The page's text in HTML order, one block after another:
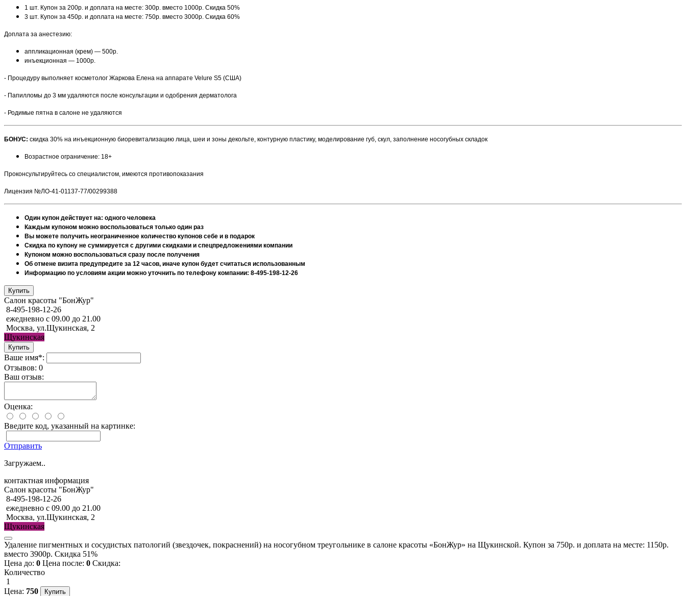
1 шт. Купон за 200р. и доплата на месте: 300р. вместо 1000р. Скидка 50%
3 шт. Купон за 450р. и доплата на месте: 750р. вместо 3000р. Скидка 60%
Доплата за анестезию:
аппликационная (крем) — 500р.
инъекционная — 1000р.
- Процедуру выполняет косметолог Жаркова Елена на аппарате Velure S5 (США)
- Папилломы до 3 мм удаляются после консультации и одобрения дерматолога
- Родимые пятна в салоне не удаляются
БОНУС: скидка 30% на инъекционную биоревитализацию лица, шеи и зоны декольте, контурную пластику, моделирование губ, скул, заполнение носогубных складок
Возрастное ограничение: 18+
Проконсультируйтесь со специалистом, имеются противопоказания
Лицензия №ЛО-41-01137-77/00299388
Один купон действует на: одного человека
Каждым купоном можно воспользоваться только один раз
Вы можете получить неограниченное количество купонов себе и в подарок
Скидка по купону не суммируется с другими скидками и спецпредложениями компании
Купоном можно воспользоваться сразу после получения
Об отмене визита предупредите за 12 часов, иначе купон будет считаться использованным
Информацию по условиям акции можно уточнить по телефону компании: 8-495-198-12-26
Салон красоты "БонЖур"
8-495-198-12-26
ежедневно с 09.00 до 21.00
Москва, ул.Щукинская, 2
Щукинская
Ваше имя*:
Отзывов: 0
Ваш отзыв:
Оценка:
Введите код, указанный на картинке:
Отправить
Загружаем..
контактная информация
Салон красоты "БонЖур"
8-495-198-12-26
ежедневно с 09.00 до 21.00
Москва, ул.Щукинская, 2
Щукинская
Удаление пигментных и сосудистых патологий (звездочек, покраснений) на носогубном треугольнике в салоне красоты «БонЖур» на Щукинской. Купон за 750р. и доплата на месте: 1150р.
вместо 3900р. Скидка 51%
Цена до: 0 Цена после: 0 Скидка:
Количество
1
Цена: 750